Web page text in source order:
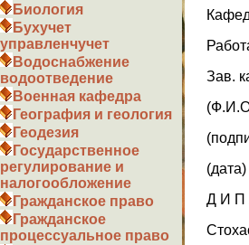
Биология
Бухучет
управленчучет
Водоснабжение
водоотведение
Военная кафедра
География и геология
Геодезия
Государственное
регулирование и
налогообложение
Гражданское право
Гражданское
процессуальное право
Зав.
(дата)
Д И П